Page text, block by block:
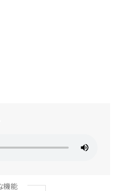
機能